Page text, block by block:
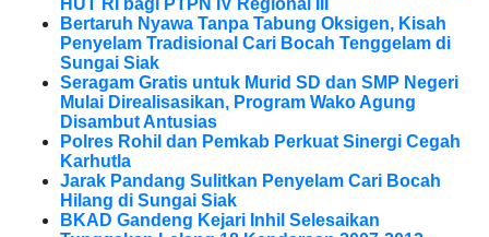
HUT RI bagi PTPN IV Regional III
Bertaruh Nyawa Tanpa Tabung Oksigen, Kisah
Penyelam Tradisional Cari Bocah Tenggelam di
Sungai Siak
Seragam Gratis untuk Murid SD dan SMP Negeri
Mulai Direalisasikan, Program Wako Agung
Disambut Antusias
Polres Rohil dan Pemkab Perkuat Sinergi Cegah
Karhutla
Jarak Pandang Sulitkan Penyelam Cari Bocah
Hilang di Sungai Siak
BKAD Gandeng Kejari Inhil Selesaikan